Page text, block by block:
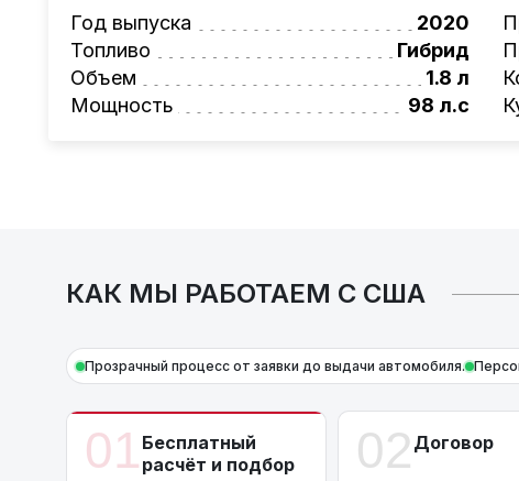
Также, для граждан РБ действует
Условия и подробности можно узнать по
AutoCapital
– просто доверьте работу
*Цена автомобиля указана без учета
Год выпуска
2020
Топливо
Гибрид
Объем
1.8 л
Мощность
98 л.с
КАК МЫ РАБОТАЕМ С США
Прозрачный процесс от заявки до выдачи автомобиля.
01 Бесплатный
расчёт и подбор
02 Договор